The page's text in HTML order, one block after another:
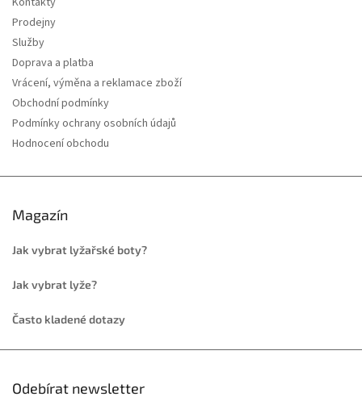
Prodejny
Služby
Doprava a platba
Vrácení, výměna a reklamace zboží
Obchodní podmínky
Podmínky ochrany osobních údajů
Hodnocení obchodu
Magazín
Jak vybrat lyžařské boty?
Jak vybrat lyže?
Často kladené dotazy
Odebírat newsletter